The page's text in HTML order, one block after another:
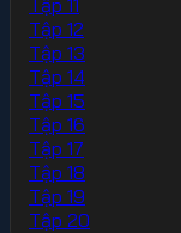
Tập 12
Tập 13
Tập 14
Tập 15
Tập 16
Tập 17
Tập 18
Tập 19
Tập 20